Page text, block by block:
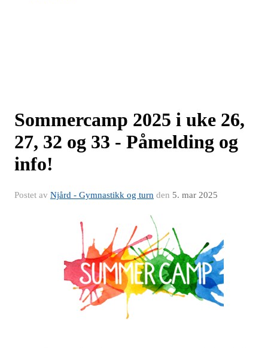
Sommercamp 2025 i uke 26,
27, 32 og 33 - Påmelding og
info!
Postet av Njård - Gymnastikk og turn den 5. mar 2025